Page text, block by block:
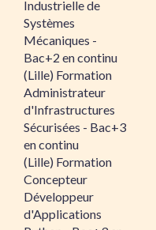
Industrielle de
Systèmes
Mécaniques -
Bac+2 en continu
(Lille) Formation
Administrateur
d'Infrastructures
Sécurisées - Bac+3
en continu
(Lille) Formation
Concepteur
Développeur
d'Applications